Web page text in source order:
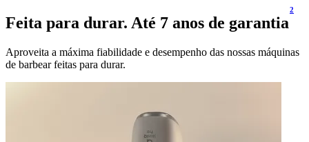
Feita para durar. Até 7 anos de garantia
2
Aproveita a máxima fiabilidade e desempenho das nossas máquinas
de barbear feitas para durar.